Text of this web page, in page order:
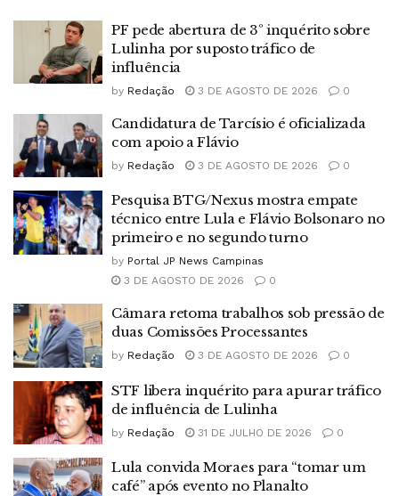
PF pede abertura de 3º inquérito sobre
Lulinha por suposto tráfico de
influência
by Redação 3 DE AGOSTO DE 2026 0
Candidatura de Tarcísio é oficializada
com apoio a Flávio
by Redação 3 DE AGOSTO DE 2026 0
Pesquisa BTG/Nexus mostra empate
técnico entre Lula e Flávio Bolsonaro no
primeiro e no segundo turno
by Portal JP News Campinas
3 DE AGOSTO DE 2026
0
Câmara retoma trabalhos sob pressão de
duas Comissões Processantes
by Redação 3 DE AGOSTO DE 2026 0
STF libera inquérito para apurar tráfico
de influência de Lulinha
by Redação 31 DE JULHO DE 2026 0
Lula convida Moraes para “tomar um
café” após evento no Planalto